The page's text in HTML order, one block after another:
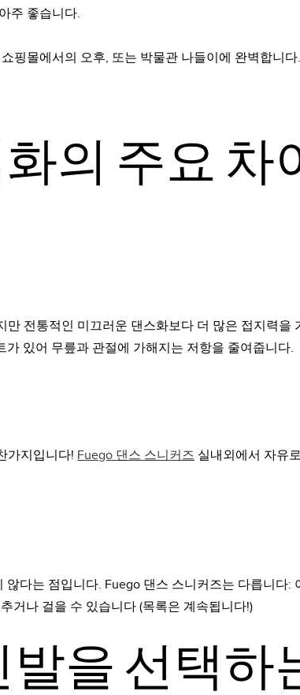
주 좋습니다.
핑몰에서의 오후, 또는 박물관 나들이에 완벽합니
의 주요 차
전통적인 미끄러운 댄스화보다 더 많은 접지력을
있어 무릎과 관절에 가해지는 저항을 줄여줍니다.
가지입니다! Fuego 댄스 스니커즈 실내외에서 자유
다는 점입니다. Fuego 댄스 스니커즈는 다릅니다:
거나 걸을 수 있습니다 (목록은 계속됩니다!)
을 선택하